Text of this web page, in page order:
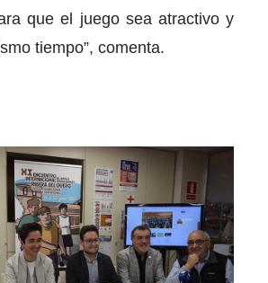
que el juego sea atractivo y
tiempo”, comenta.